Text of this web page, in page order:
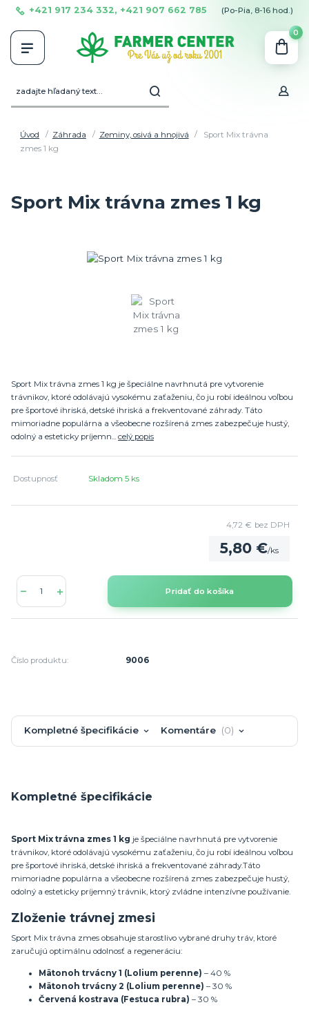
+421 917 234 332, +421 907 662 785 (Po-Pia, 8-16 hod.)
0
Úvod Záhrada Zeminy, osivá a hnojivá
Sport Mix trávna
zmes 1 kg
Sport Mix trávna zmes 1 kg
​Sport Mix trávna zmes 1 kg je špeciálne navrhnutá pre vytvorenie
trávnikov, ktoré odolávajú vysokému zaťaženiu, čo ju robí ideálnou voľbou
pre športové ihriská, detské ihriská a frekventované záhrady. Táto
mimoriadne populárna a všeobecne rozšírená zmes zabezpečuje hustý,
odolný a esteticky príjemn... celý popis
Dostupnosť Skladom 5 ks
5,80 €/ks
4,72 € bez DPH
Pridať do košíka
Číslo produktu: 9006
Kompletné špecifikácie Komentáre 0
Kompletné špecifikácie
Sport Mix trávna zmes 1 kg je špeciálne navrhnutá pre vytvorenie
trávnikov, ktoré odolávajú vysokému zaťaženiu, čo ju robí ideálnou voľbou
pre športové ihriská, detské ihriská a frekventované záhrady.Táto
mimoriadne populárna a všeobecne rozšírená zmes zabezpečuje hustý,
odolný a esteticky príjemný trávnik, ktorý zvládne intenzívne používanie.
Zloženie trávnej zmesi
Sport Mix trávna zmes obsahuje starostlivo vybrané druhy tráv, ktoré
zaručujú optimálnu odolnosť a regeneráciu:
Mätonoh trvácny 1 (Lolium perenne) – 40 %
Mätonoh trvácny 2 (Lolium perenne) – 30 %
Červená kostrava (Festuca rubra) – 30 %